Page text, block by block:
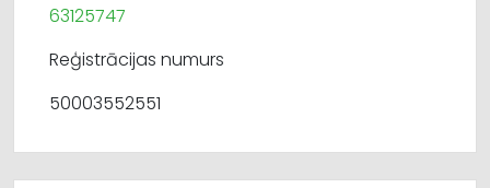
63125747
Reģistrācijas numurs
50003552551